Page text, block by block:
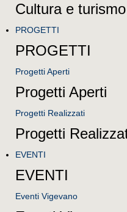
Cultura e
PROGETTI
PROGETTI
Progetti Aperti
Progetti Aperti
Progetti Realizzati
Progetti
EVENTI
EVENTI
Eventi Vigevano